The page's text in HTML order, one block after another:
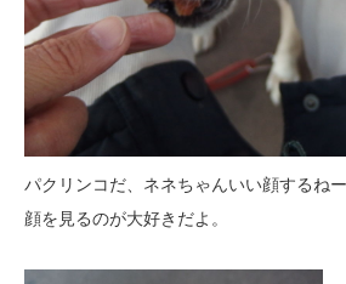
パクリンコだ、ネネちゃんいい顔するね
顔を見るのが大好きだよ。